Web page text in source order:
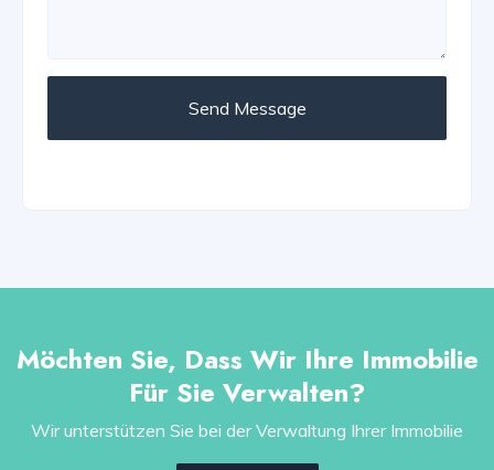
Send Message
Möchten Sie, Dass Wir Ihre Immobilie
Für Sie Verwalten?
Wir unterstützen Sie bei der Verwaltung Ihrer Immobilie